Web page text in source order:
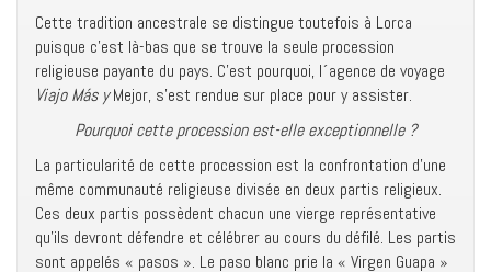
Cette tradition ancestrale se distingue toutefois à Lorca
puisque c’est là-bas que se trouve la seule procession
religieuse payante du pays. C’est pourquoi, l´agence de voyage
Viajo Más yMejor, s’est rendue sur place pour y assister.
Pourquoi cette procession est-elle exceptionnelle ?
La particularité de cette procession est la confrontation d’une
même communauté religieuse divisée en deux partis religieux.
Ces deux partis possèdent chacun une vierge représentative
qu’ils devront défendre et célébrer au cours du défilé. Les partis
sont appelés « pasos ». Le paso blanc prie la « Virgen Guapa »